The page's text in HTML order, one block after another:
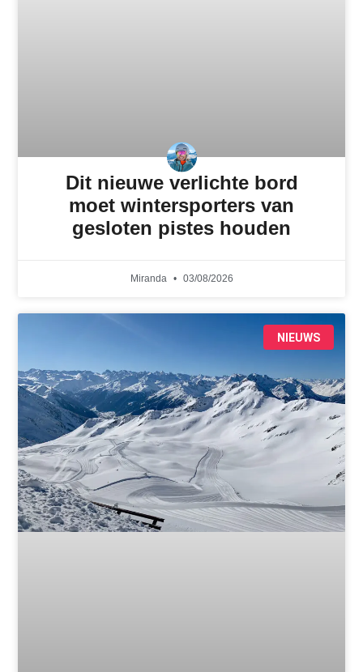
Dit nieuwe verlichte bord
moet wintersporters van
gesloten pistes houden
Miranda 03/08/2026
NIEUWS